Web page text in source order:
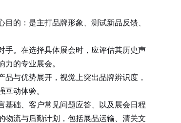
的：是主打品牌形象、测试新品反馈、
手。在选择具体展会时，应评估其历史声
的专业展会。
与优势展开，视觉上突出品牌辨识度，
动体验。
础、客户常见问题应答、以及展会日程
物流与后勤计划，包括展品运输、清关文